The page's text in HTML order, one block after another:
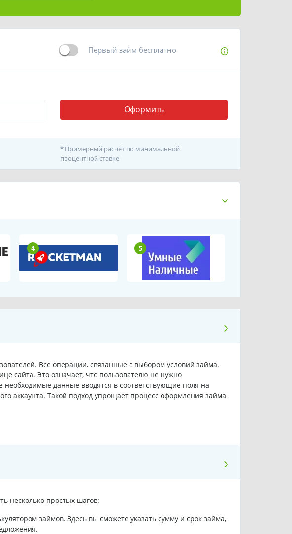
Первый займ бесплатно
Оформить
* Примерный расчёт по минимальной
процентной ставке
4 5
Все операции, связанные с выбором условий займа,
сайта. Это означает, что пользователю не нужно
необходимые данные вводятся в соответствующие поля на
аккаунта. Такой подход упрощает процесс оформления займа
несколько простых шагов:
займов. Здесь вы сможете указать сумму и срок займа,